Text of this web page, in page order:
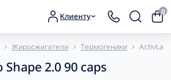
Клиенту 0
Жиросжигатели Термогеники ActivLab
2.0 90 caps